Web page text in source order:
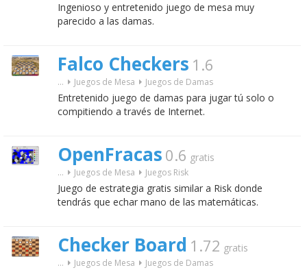
Ingenioso y entretenido juego de mesa muy
parecido a las damas.
Falco Checkers 1.6
... Juegos de Mesa Juegos de Damas
Entretenido juego de damas para jugar tú solo o
compitiendo a través de Internet.
OpenFracas 0.6 gratis
... Juegos de Mesa Juegos Risk
Juego de estrategia gratis similar a Risk donde
tendrás que echar mano de las matemáticas.
Checker Board 1.72 gratis
... Juegos de Mesa Juegos de Damas